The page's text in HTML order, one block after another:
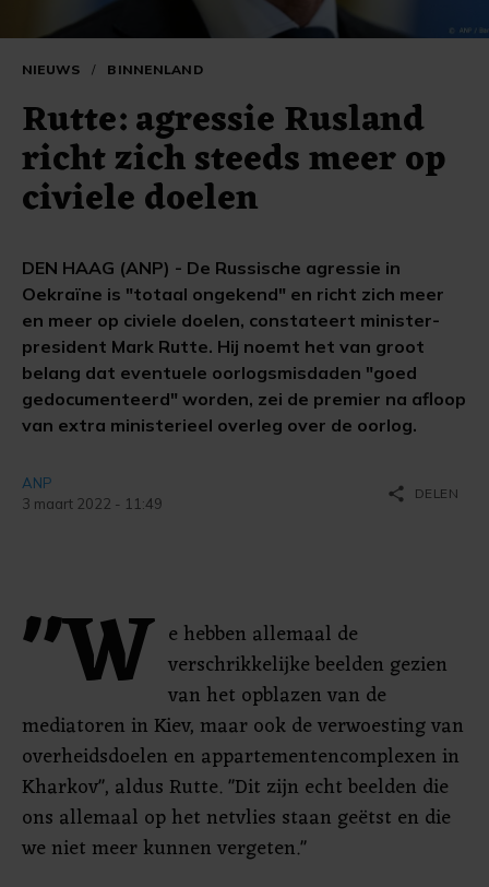
NIEUWS / BINNENLAND
Rutte: agressie Rusland
richt zich steeds meer op
civiele doelen
DEN HAAG (ANP) - De Russische agressie in
Oekraïne is "totaal ongekend" en richt zich meer
en meer op civiele doelen, constateert minister-
president Mark Rutte. Hij noemt het van groot
belang dat eventuele oorlogsmisdaden "goed
gedocumenteerd" worden, zei de premier na afloop
van extra ministerieel overleg over de oorlog.
ANP
3 maart 2022 - 11:49
share DELEN
"W e hebben allemaal de
verschrikkelijke beelden gezien
van het opblazen van de
mediatoren in Kiev, maar ook de verwoesting van
overheidsdoelen en appartementencomplexen in
Kharkov", aldus Rutte. "Dit zijn echt beelden die
ons allemaal op het netvlies staan geëtst en die
we niet meer kunnen vergeten."